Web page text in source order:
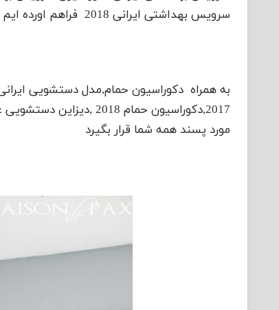
سرویس بهداشتی ایرانی 2018 فراهم اورده ایم که در ادامه مشاهد میفرمایید.
مورد پسند همه شما قرار بگیرد